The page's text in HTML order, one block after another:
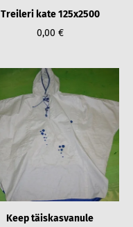
Treileri kate 125x2500
0,00 €
Keep täiskasvanule